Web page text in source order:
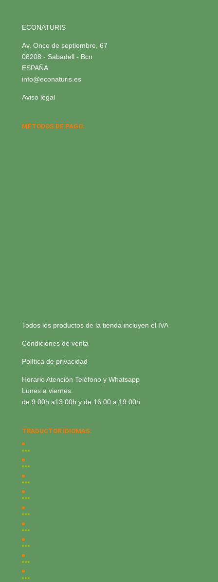
ECONATURIS
Av. Once de septiembre, 67
08208 - Sabadell - Bcn
ESPAÑA
info@econaturis.es
Aviso legal
MÉTODOS DE PAGO:
Todos los productos de la tienda incluyen el IVA
Condiciones de venta
Política de privacidad
Horario Atención Teléfono y Whatsapp
Lunes a viernes:
de 9:00h a13:00h y de 16:00 a 19:00h
TRADUCTOR IDIOMAS: